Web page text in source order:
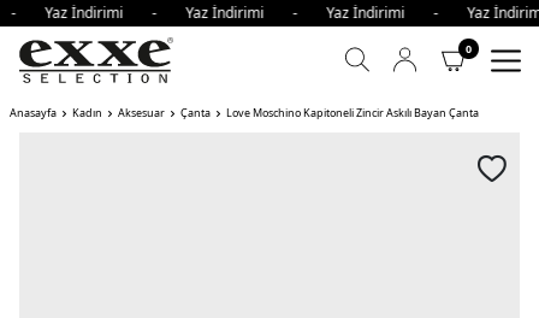
- Yaz İndirimi - Yaz İndirimi - Yaz İndirimi - Yaz
0
Anasayfa Kadın Aksesuar Çanta Love Moschino Kapitoneli Zincir Askılı Bayan Çanta